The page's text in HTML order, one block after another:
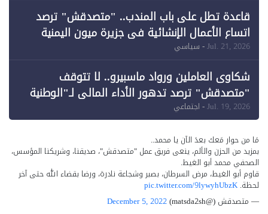
قاعدة تطل على باب المندب.. "متصدقش" ترصد
اتساع الأعمال الإنشائية في جزيرة ميون اليمنية
Jul. 21, 2026- سياسي
شكاوى العاملين ورواد ماسبيرو.. لا تتوقف
"متصدقش" ترصد تدهور الأداء المالي لـ"الوطنية
للإعلام"
Jul. 19, 2026- اجتماعي
مَا من حوار مَعك بعدَ الآن يا محمد..
بمزيد من الحزن والألم، ينعى فريق عمل "متصدقش"، صديقنا، وشريكنا المؤسس،
الصحفي محمد أبو الغيط.
قاوم أبو الغيط، مرض السرطان، بصبر وشجاعة نادرة، ورضا بقضاء الله حتى آخر
لحظة. pic.twitter.com/9lywyhUbzK
— متصدقش (@matsda2sh)
December 5, 2022